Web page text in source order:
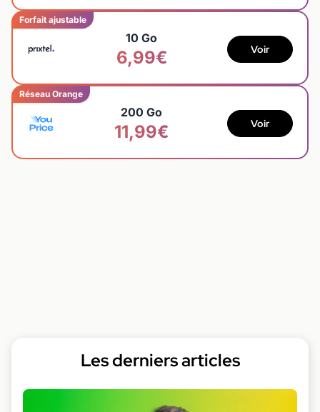
Forfait ajustable
10 Go
6,99€ Voir
Réseau Orange
200 Go
11,99€ Voir
Les derniers articles